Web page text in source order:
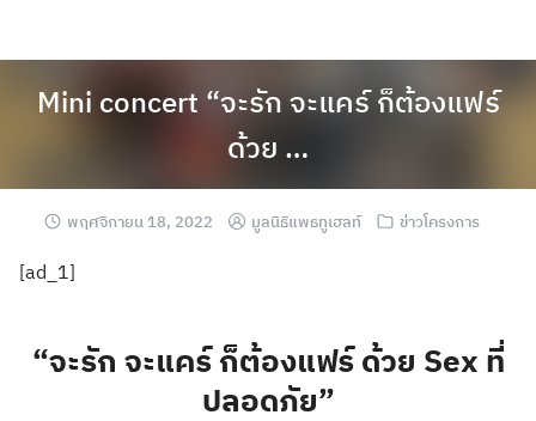
Mini concert “จะรัก จะแคร์ ก็ต้องแฟร์
ด้วย …
พฤศจิกายน 18, 2022 มูลนิธิแพธทูเฮลท์ ข่าวโครงการ
[ad_1]
“จะรัก จะแคร์ ก็ต้องแฟร์ ด้วย Sex ที่
ปลอดภัย”